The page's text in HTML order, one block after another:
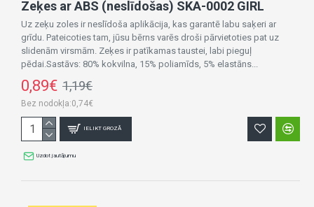
Zeķes ar ABS (neslīdošas) SKA-0002 GIRL
Uz zeķu zoles ir neslīdoša aplikācija, kas garantē labu saķeri ar
grīdu. Pateicoties tam, jūsu bērns varēs droši pārvietoties pat uz
slidenām virsmām. Zeķes ir patīkamas taustei, labi pieguļ
pēdai.Sastāvs: 80% kokvilna, 15% poliamīds, 5% elastāns...
0,89€ 1,19€
Bez nodokļa:0,74€
IELIKT GROZĀ
Uzdot jautājumu